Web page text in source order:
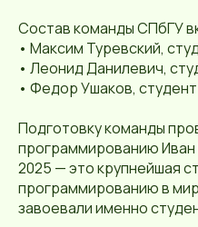
Состав команды СПбГУ
• Максим Туревский,
• Леонид Данилевич,
• Федор Ушаков,
Подготовку команды
программированию Иван
2025 — это крупнейшая
программированию в
завоевали именно